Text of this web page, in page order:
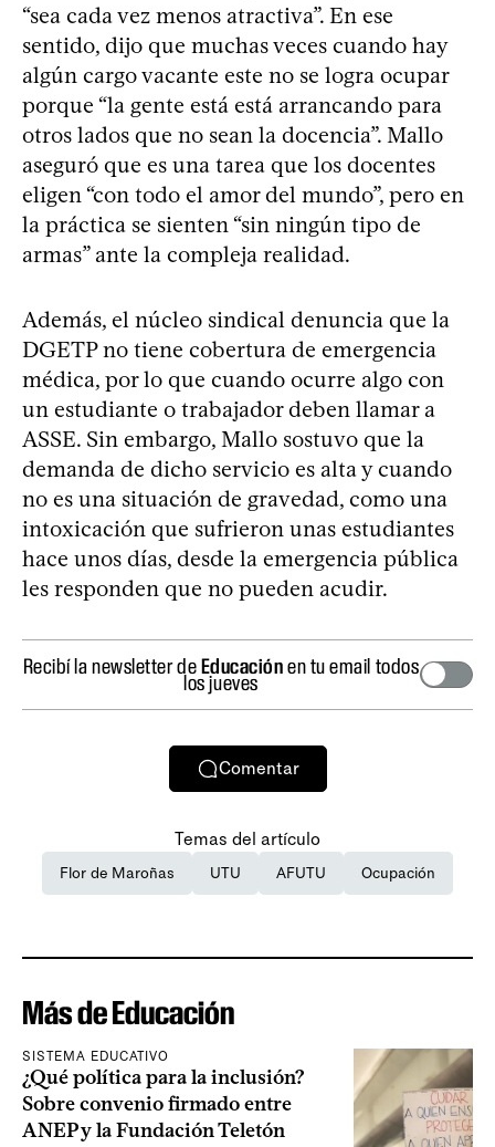
“sea cada vez menos atractiva”. En ese
sentido, dijo que muchas veces cuando hay
algún cargo vacante este no se logra ocupar
porque “la gente está está arrancando para
otros lados que no sean la docencia”. Mallo
aseguró que es una tarea que los docentes
eligen “con todo el amor del mundo”, pero en
la práctica se sienten “sin ningún tipo de
armas” ante la compleja realidad.
Además, el núcleo sindical denuncia que la
DGETP no tiene cobertura de emergencia
médica, por lo que cuando ocurre algo con
un estudiante o trabajador deben llamar a
ASSE. Sin embargo, Mallo sostuvo que la
demanda de dicho servicio es alta y cuando
no es una situación de gravedad, como una
intoxicación que sufrieron unas estudiantes
hace unos días, desde la emergencia pública
les responden que no pueden acudir.
Recibí la newsletter deEducaciónen tu email todos
los jueves
Comentar
Temas del artículo
Flor de Maroñas UTU AFUTU Ocupación
Más de Educación
SISTEMA EDUCATIVO
¿Qué política para la inclusión?
Sobre convenio firmado entre
ANEP y la Fundación Teletón